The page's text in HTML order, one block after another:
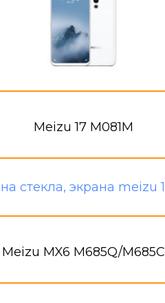
Meizu 17 M081M
Meizu MX6 M685Q/M685C